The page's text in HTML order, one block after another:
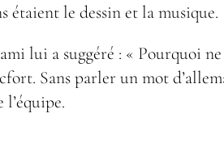
étaient le dessin et la musique.
lui a suggéré : « Pourquoi
Sans parler un mot